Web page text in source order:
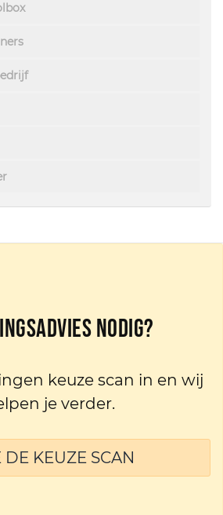
nodig?
keuze scan in en wij
je verder.
DE KEUZE SCAN